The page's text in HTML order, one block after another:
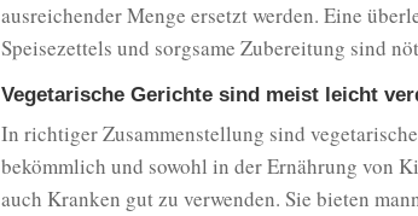
ausreichender Menge ersetzt werden. Eine
Speisezettels und sorgsame Zubereitung sind
Vegetarische Gerichte sind meist leicht
In richtiger Zusammenstellung sind
bekömmlich und sowohl in der Ernährung von
auch Kranken gut zu verwenden. Sie bieten